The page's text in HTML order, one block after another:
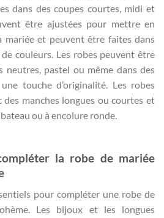
dans des coupes courtes, midi et
être ajustées pour mettre en
mariée et peuvent être faites dans
couleurs. Les robes peuvent être
neutres, pastel ou même dans des
touche d’originalité. Les robes
manches longues ou courtes et
ou à encolure ronde.
la robe de mariée
pour compléter une robe de
Les bijoux et les longues